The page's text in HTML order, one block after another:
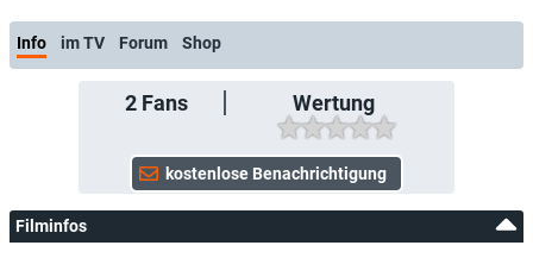
Info im TV Forum Shop
2Fans Wertung
Filminfos